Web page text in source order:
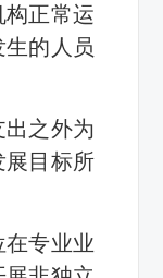
构正常运
的人员
出之外为
展目标所
在专业业